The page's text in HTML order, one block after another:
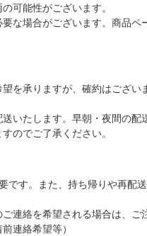
可能性がございます。
な場合がございます。商品ペ
を承りますが、確約はござい
いたします。早朝・夜間の配
のでご了承ください。
です。また、持ち帰りや再配
連絡を希望される場合は、ご
連絡希望等）